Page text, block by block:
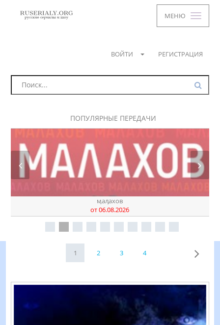
МЕНЮ
ВОЙТИ РЕГИСТРАЦИЯ
ПОПУЛЯРНЫЕ ПЕРЕДАЧИ
ӎаԓахов
от 06.08.2026
1 2 3 4